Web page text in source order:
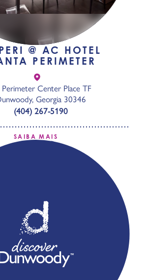
@ AC HOTEL
PERIMETER
Center Place TF
Georgia 30346
(404) 267-5190
SAIBA MAIS